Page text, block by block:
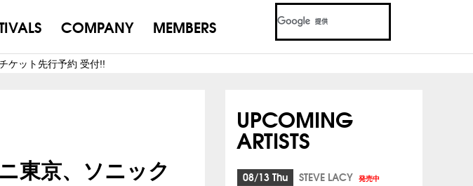
COMPANY MEMBERS
ケット先行予約 受付!!
東京、ソニック
UPCOMING
ARTISTS
08/13 Thu STEVE LACY 発売中